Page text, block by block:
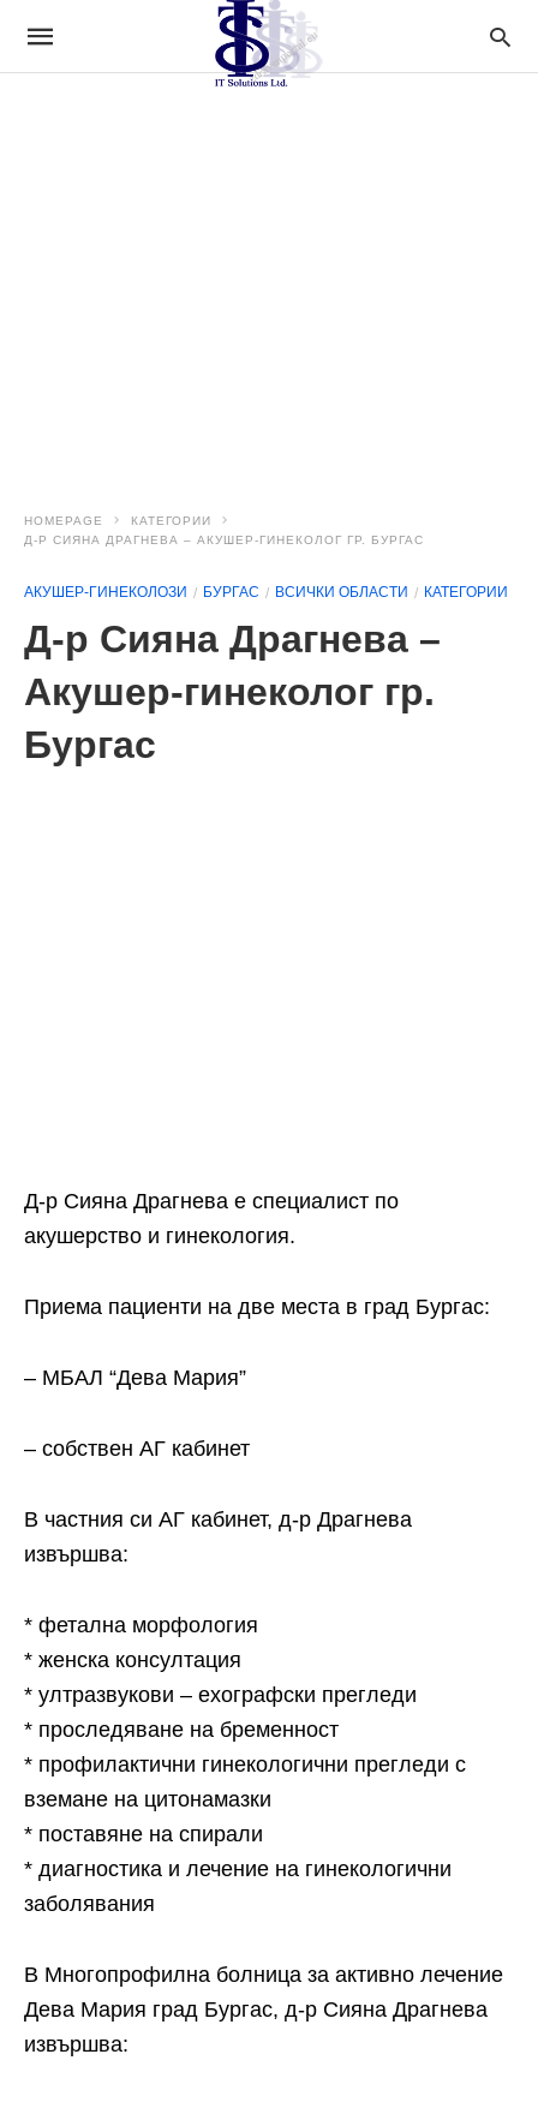
HOMEPAGE
КАТЕГОРИИ
Д-Р СИЯНА ДРАГНЕВА – АКУШЕР-ГИНЕКОЛОГ ГР. БУРГАС
АКУШЕР-ГИНЕКОЛОЗИ БУРГАС ВСИЧКИ ОБЛАСТИ КАТЕГОРИИ
Д-р Сияна Драгнева –
Акушер-гинеколог гр.
Бургас
Д-р Сияна Драгнева е специалист по
акушерство и гинекология.
Приема пациенти на две места в град Бургас:
– МБАЛ “Дева Мария”
– собствен АГ кабинет
В частния си АГ кабинет, д-р Драгнева
извършва:
* фетална морфология
* женска консултация
* ултразвукови – ехографски прегледи
* проследяване на бременност
* профилактични гинекологични прегледи с
вземане на цитонамазки
* поставяне на спирали
* диагностика и лечение на гинекологични
заболявания
В Многопрофилна болница за активно лечение
Дева Мария град Бургас, д-р Сияна Драгнева
извършва: